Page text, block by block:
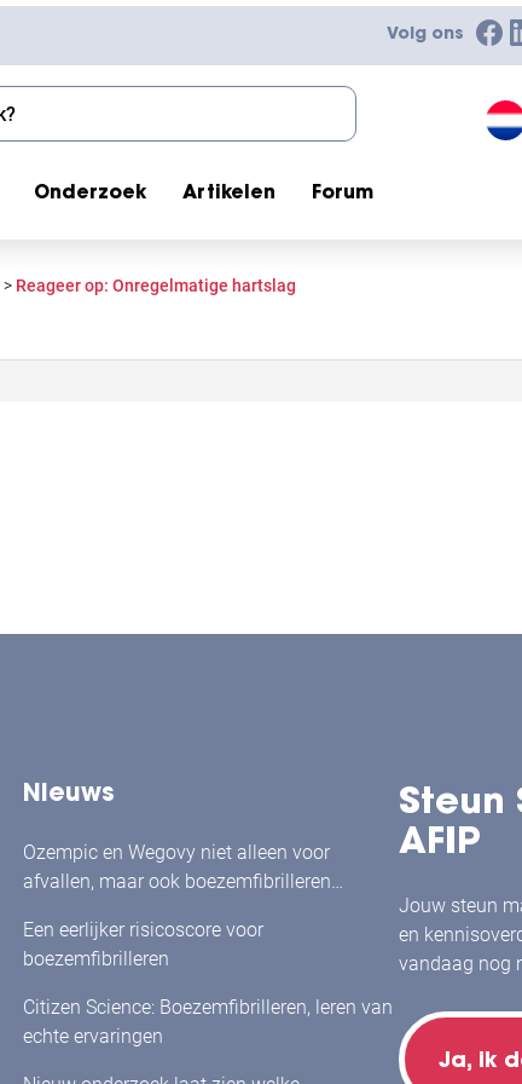
Volg ons
Onderzoek Artikelen Forum
> Reageer op: Onregelmatige hartslag
Nieuws
Ozempic en Wegovy niet alleen voor
afvallen, maar ook boezemfibrilleren
Een eerlijker risicoscore voor
boezemfibrilleren
Citizen Science: Boezemfibrilleren, leren van
echte ervaringen
Steun
AFIP
Jouw steun
en
vandaag nog
Ja, ik